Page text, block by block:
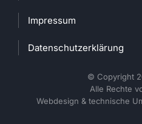
Impressum
Datenschutzerklärung
© Copyright
Alle Rechte
Webdesign & technische